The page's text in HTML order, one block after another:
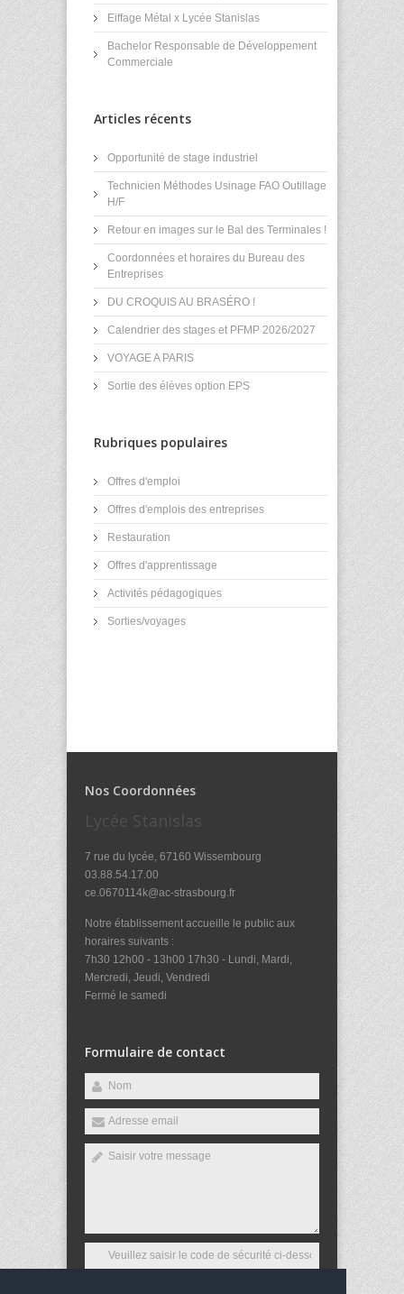
Eiffage Métal x Lycée Stanislas
Bachelor Responsable de Développement
Commerciale
Articles récents
Opportunité de stage industriel
Technicien Méthodes Usinage FAO Outillage
H/F
Retour en images sur le Bal des Terminales !
Coordonnées et horaires du Bureau des
Entreprises
DU CROQUIS AU BRASÉRO !
Calendrier des stages et PFMP 2026/2027
VOYAGE A PARIS
Sortie des élèves option EPS
Rubriques populaires
Offres d'emploi
Offres d'emplois des entreprises
Restauration
Offres d'apprentissage
Activités pédagogiques
Sorties/voyages
Nos Coordonnées
Lycée Stanislas
7 rue du lycée, 67160 Wissembourg
03.88.54.17.00
ce.0670114k@ac-strasbourg.fr
Notre établissement accueille le public aux
horaires suivants :
7h30 12h00 - 13h00 17h30 - Lundi, Mardi,
Mercredi, Jeudi, Vendredi
Fermé le samedi
Formulaire de contact